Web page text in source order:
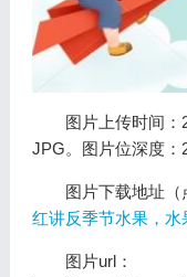
图片上传时间：
JPG。图片位深度：
图片下载地址（
红讲反季节水果，
图片url：